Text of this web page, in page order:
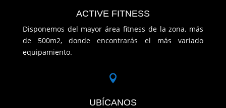
ACTIVE FITNESS
Disponemos del mayor área fitness de la zona, más
de 500m2, donde encontrarás el más variado
equipamiento.

UBÍCANOS